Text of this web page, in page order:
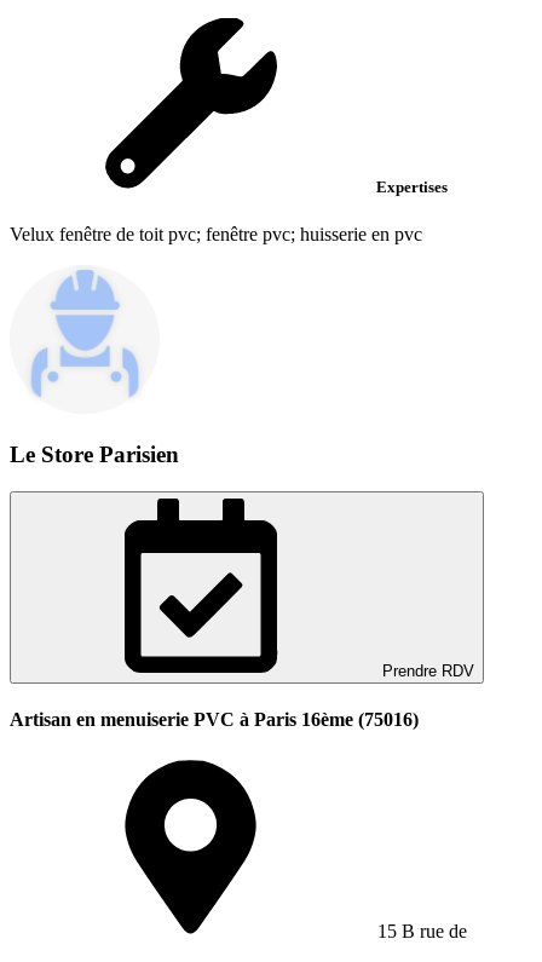
Expertises
Velux fenêtre de toit pvc; fenêtre pvc; huisserie en pvc
Le Store Parisien
Prendre RDV
Artisan en menuiserie PVC à Paris 16ème (75016)
15 B rue de